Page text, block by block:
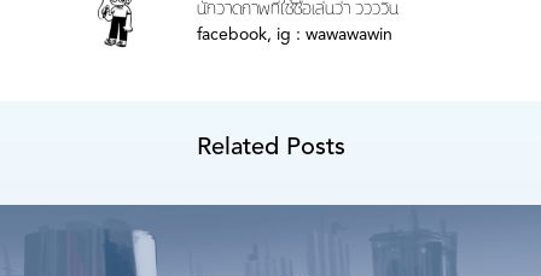
นักวาดภาพที่ใช้ชื่อเล่นว่า ววววิน
facebook, ig : wawawawin
Related Posts